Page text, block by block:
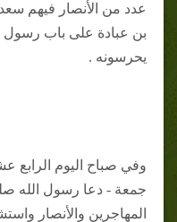
عدد من الأنصار فيهم
بن عبادة على باب رسول
يحرسونه .
وفي صباح اليوم
جمعة - دعا رسول الله
المهاجرين والأنصار